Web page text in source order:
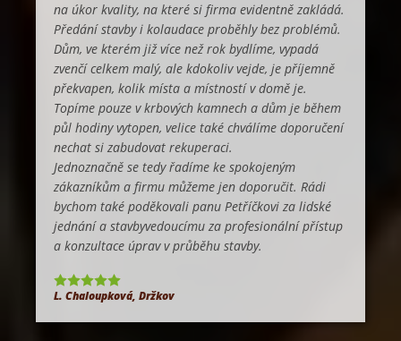
na úkor kvality, na které si firma evidentně zakládá.
Předání stavby i kolaudace proběhly bez problémů.
Dům, ve kterém již více než rok bydlíme, vypadá
zvenčí celkem malý, ale kdokoliv vejde, je příjemně
překvapen, kolik místa a místností v domě je.
Topíme pouze v krbových kamnech a dům je během
půl hodiny vytopen, velice také chválíme doporučení
nechat si zabudovat rekuperaci.
Jednoznačně se tedy řadíme ke spokojeným
zákazníkům a firmu můžeme jen doporučit. Rádi
bychom také poděkovali panu Petříčkovi za lidské
jednání a stavbyvedoucímu za profesionální přístup
a konzultace úprav v průběhu stavby.
L. Chaloupková, Držkov